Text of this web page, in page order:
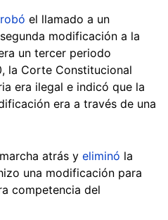
el llamado a un
modificación a la
un tercer periodo
la Corte Constitucional
era ilegal e indicó que la
era a través de una
atrás y eliminó la
una modificación para
competencia del